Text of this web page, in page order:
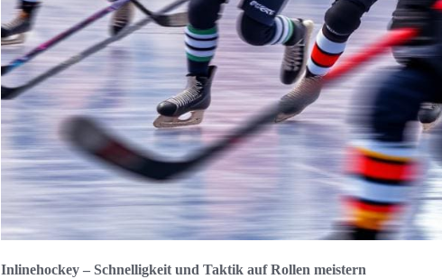
Inlinehockey – Schnelligkeit und Taktik auf Rollen meistern